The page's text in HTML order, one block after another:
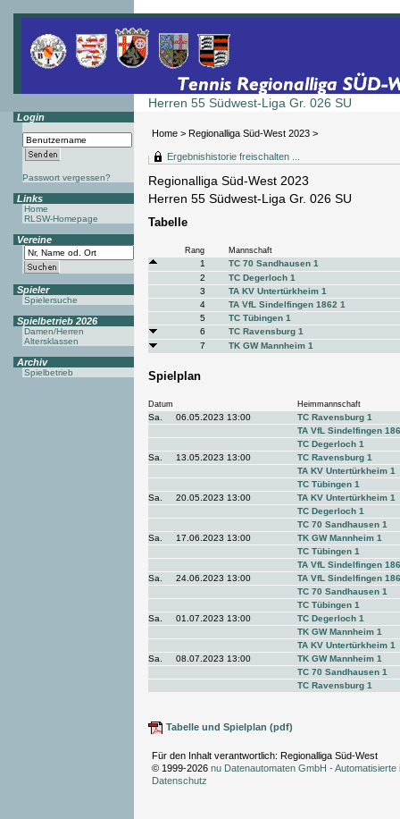
Herren 55 Südwest-Liga Gr. 026 SU
Home > Regionalliga Süd-West 2023 >
Login
Passwort vergessen?
Links
Home
RLSW-Homepage
Vereine
Spieler
Spielersuche
Spielbetrieb 2026
Damen/Herren
Altersklassen
Archiv
Spielbetrieb
Ergebnishistorie freischalten ...
Regionalliga Süd-West 2023
Herren 55 Südwest-Liga Gr. 026 SU
Tabelle
Rang Mannschaft
1
TC 70 Sandhausen 1
2
TC Degerloch 1
3
TA KV Untertürkheim 1
4
TA VfL Sindelfingen 1862 1
5
TC Tübingen 1
6
TC Ravensburg 1
7
TK GW Mannheim 1
Spielplan
Datum Heimmannschaft
Sa. 06.05.2023 13:00
TC Ravensburg 1
TA VfL Sindelfingen
TC Degerloch 1
Sa.
13.05.2023 13:00
TC Ravensburg 1
TA KV Untertürkheim 1
TC Tübingen 1
Sa.
20.05.2023 13:00
TA KV Untertürkheim 1
TC Degerloch 1
TC 70 Sandhausen 1
Sa.
17.06.2023 13:00
TK GW Mannheim 1
TC Tübingen 1
TA VfL Sindelfingen
Sa.
24.06.2023 13:00
TA VfL Sindelfingen
TC 70 Sandhausen 1
TC Tübingen 1
Sa.
01.07.2023 13:00
TC Degerloch 1
TK GW Mannheim 1
TA KV Untertürkheim 1
Sa.
08.07.2023 13:00
TK GW Mannheim 1
TC 70 Sandhausen 1
TC Ravensburg 1
Tabelle und Spielplan (pdf)
Für den Inhalt verantwortlich: Regionalliga Süd-West
© 1999-2026 nu Datenautomaten GmbH -
Datenschutz